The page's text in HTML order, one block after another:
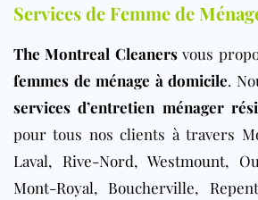
Services de Femme de
The Montreal Cleanersvous
femmes de ménage à domicile.
services d’entretien ménager
pour tous nos clients à travers
Laval, Rive-Nord, Westmount,
Mont-Royal, Boucherville,